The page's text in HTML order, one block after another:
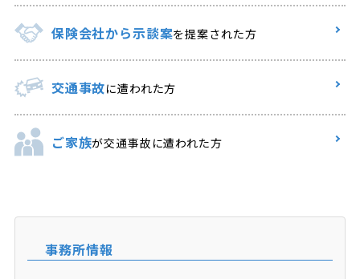
保険会社から示談案を提案された方
交通事故に遭われた方
ご家族が交通事故に遭われた方
事務所情報